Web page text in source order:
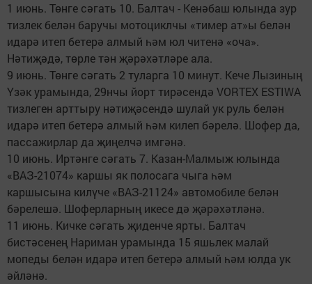
1 июнь. Төнге сәгать 10. Балтач - Кенәбаш юлында зур
тизлек белән баручы мотоциклчы «тимер ат»ы белән
идарә итеп бетерә алмый һәм юл читенә «оча».
Нәтиҗәдә, төрле тән җәрәхәтләре ала.
9 июнь. Төнге сәгать 2 туларга 10 минут. Кече Лызиның
Үзәк урамында, 29нчы йорт тирәсендә VORTEX ESTIWA
тизлеген арттыру нәтиҗәсендә шулай ук руль белән
идарә итеп бетерә алмый һәм килеп бәрелә. Шофер да,
пассажирлар да җиңелчә имгәнә.
10 июнь. Иртәнге сәгать 7. Казан-Малмыж юлында
«ВАЗ-21074» каршы як полосага чыга һәм
каршысына килүче «ВАЗ-21124» автомобиле белән
бәрелешә. Шоферларның икесе дә җәрәхәтләнә.
11 июнь. Кичке сәгать җиденче ярты. Балтач
бистәсенең Нариман урамында 15 яшьлек малай
мопеды белән идарә итеп бетерә алмый һәм юлда ук
әйләнә.